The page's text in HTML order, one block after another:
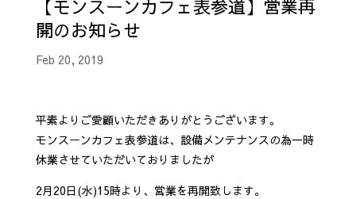
【モンスーンカフェ表参道】営業再
開のお知らせ
Feb 20, 2019
平素よりご愛顧いただきありがとうございます。
モンスーンカフェ表参道は、設備メンテナンスの為一時
休業させていただいておりましたが
2月20日(水)15時より、営業を再開致します。